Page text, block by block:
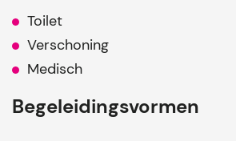
Toilet
Verschoning
Medisch
Begeleidingsvormen